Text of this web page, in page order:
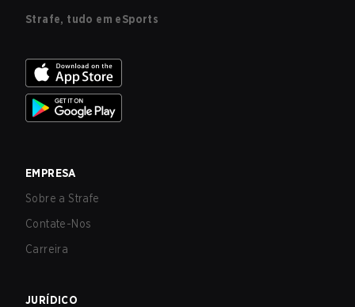
Strafe, tudo em eSports
EMPRESA
Sobre a Strafe
Contate-Nos
Carreira
JURÍDICO